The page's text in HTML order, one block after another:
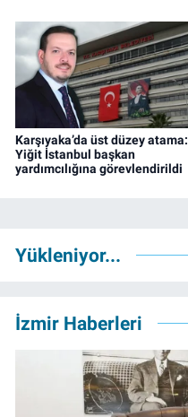
Karşıyaka’da üst düzey atama:
Yiğit İstanbul başkan
yardımcılığına görevlendirildi
Yükleniyor...
İzmir Haberleri